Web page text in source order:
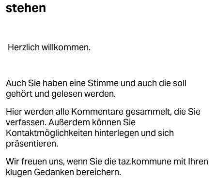
stehen
Herzlich willkommen.
Auch Sie haben eine Stimme und auch die soll
gehört und gelesen werden.
Hier werden alle Kommentare gesammelt, die Sie
verfassen. Außerdem können Sie
Kontaktmöglichkeiten hinterlegen und sich
präsentieren.
Wir freuen uns, wenn Sie die taz.kommune mit Ihren
klugen Gedanken bereichern.